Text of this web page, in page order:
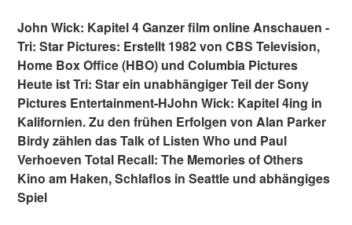
John Wick: Kapitel 4 Ganzer film online Anschauen -
Tri: Star Pictures: Erstellt 1982 von CBS Television,
Home Box Office (HBO) und Columbia Pictures
Heute ist Tri: Star ein unabhängiger Teil der Sony
Pictures Entertainment-HJohn Wick: Kapitel 4ing in
Kalifornien. Zu den frühen Erfolgen von Alan Parker
Birdy zählen das Talk of Listen Who und Paul
Verhoeven Total Recall: The Memories of Others
Kino am Haken, Schlaflos in Seattle und abhängiges
Spiel